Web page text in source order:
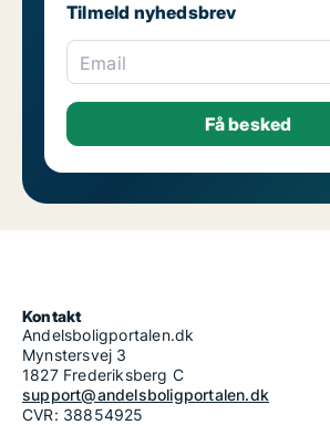
Tilmeld nyhedsbrev
Email
Kontakt
Andelsboligportalen.dk
Mynstersvej 3
1827 Frederiksberg C
support@andelsboligportalen.dk
CVR: 38854925